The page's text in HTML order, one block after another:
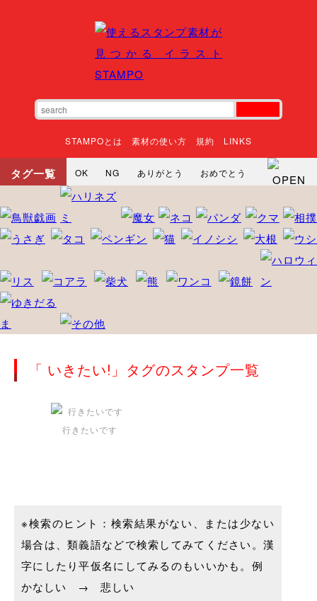
STAMPOとは 素材の使い方 規約 LINKS
タグ一覧 OK NG ありがとう
おめでとう
寝る
やったね
ごめんなさい やった
怒る
悲しい
だるい 衝撃 まったり
暇
るんるん ファイト
焦る
向かってます
じー
「 いきたい!」タグのスタンプ一覧
行きたいです
※検索のヒント：検索結果がない、または少ない
場合は、類義語などで検索してみてください。漢
字にしたり平仮名にしてみるのもいいかも。例
かなしい → 悲しい